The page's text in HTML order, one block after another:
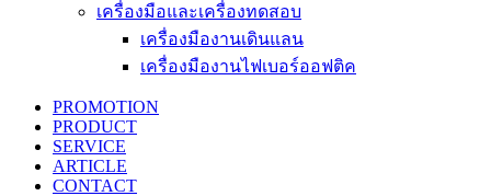
เครื่องมือและเครื่องทดสอบ
เครื่องมืองานเดินแลน
เครื่องมืองานไฟเบอร์ออฟติค
PROMOTION
PRODUCT
SERVICE
ARTICLE
CONTACT